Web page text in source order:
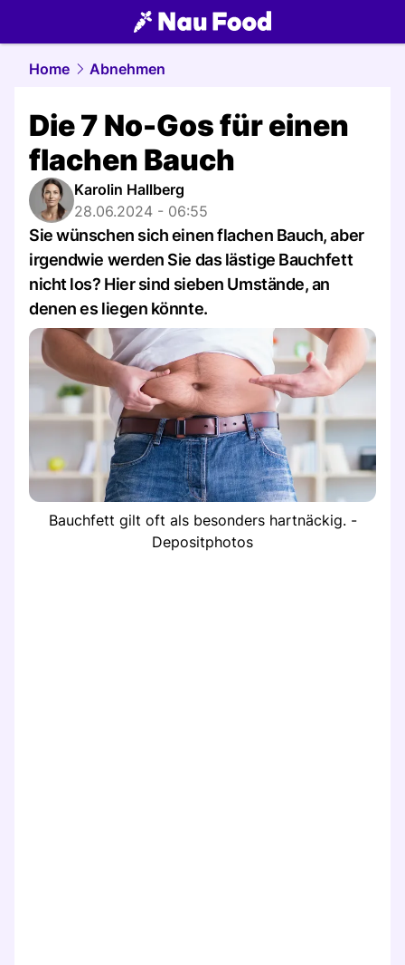
food.NAU.ch
Home Abnehmen
Die 7 No-Gos für einen
flachen Bauch
Karolin Hallberg
28.06.2024 - 06:55
Sie wünschen sich einen flachen Bauch, aber
irgendwie werden Sie das lästige Bauchfett
nicht los? Hier sind sieben Umstände, an
denen es liegen könnte.
Bauchfett gilt oft als besonders hartnäckig. -
Depositphotos